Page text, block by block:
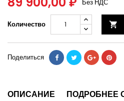
Без НДС
Количество 
Поделиться
ОПИСАНИЕ
ПОДРОБНЕЕ